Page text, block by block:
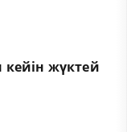
кейін жүктей